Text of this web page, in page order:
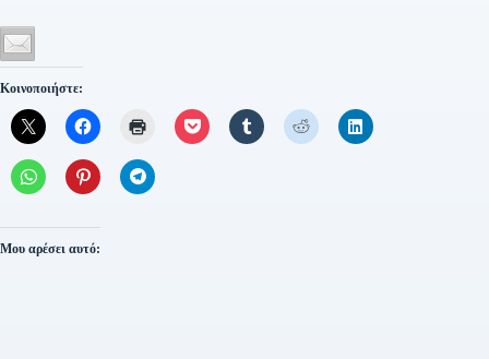
Κοινοποιήστε:
Μου αρέσει αυτό: